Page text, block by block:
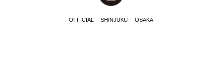
OFFICIAL SHINJUKU OSAKA